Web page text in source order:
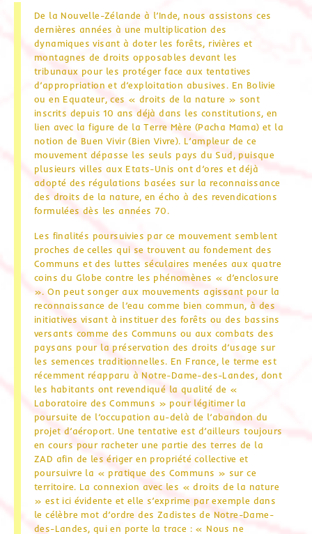
De la Nouvelle-Zélande à l’Inde, nous assistons ces
dernières années à une multiplication des
dynamiques visant à doter les forêts, rivières et
montagnes de droits opposables devant les
tribunaux pour les protéger face aux tentatives
d’appropriation et d’exploitation abusives. En Bolivie
ou en Equateur, ces « droits de la nature » sont
inscrits depuis 10 ans déjà dans les constitutions, en
lien avec la figure de la Terre Mère (Pacha Mama) et la
notion de Buen Vivir (Bien Vivre). L’ampleur de ce
mouvement dépasse les seuls pays du Sud, puisque
plusieurs villes aux Etats-Unis ont d’ores et déjà
adopté des régulations basées sur la reconnaissance
des droits de la nature, en écho à des revendications
formulées dès les années 70.
Les finalités poursuivies par ce mouvement semblent
proches de celles qui se trouvent au fondement des
Communs et des luttes séculaires menées aux quatre
coins du Globe contre les phénomènes « d’enclosure
». On peut songer aux mouvements agissant pour la
reconnaissance de l’eau comme bien commun, à des
initiatives visant à instituer des forêts ou des bassins
versants comme des Communs ou aux combats des
paysans pour la préservation des droits d’usage sur
les semences traditionnelles. En France, le terme est
récemment réapparu à Notre-Dame-des-Landes, dont
les habitants ont revendiqué la qualité de «
Laboratoire des Communs » pour légitimer la
poursuite de l’occupation au-delà de l’abandon du
projet d’aéroport. Une tentative est d’ailleurs toujours
en cours pour racheter une partie des terres de la
ZAD afin de les ériger en propriété collective et
poursuivre la « pratique des Communs » sur ce
territoire. La connexion avec les « droits de la nature
» est ici évidente et elle s’exprime par exemple dans
le célèbre mot d’ordre des Zadistes de Notre-Dame-
des-Landes, qui en porte la trace : « Nous ne